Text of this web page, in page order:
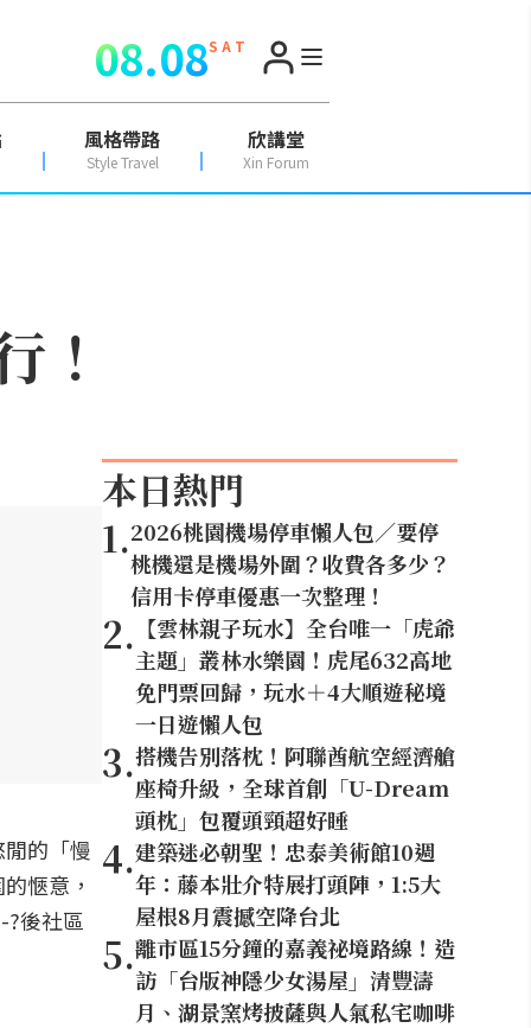
08.08S A T
風格帶路
Style Travel
欣講堂
Xin Forum
！
的「慢
愜意，
?後社區
本日熱門
1.2026桃園機場停車懶人包／要停
桃機還是機場外圍？收費各多少？
信用卡停車優惠一次整理！
2. 【雲林親子玩水】全台唯一「虎爺
主題」叢林水樂園！虎尾632高地
免門票回歸，玩水＋4大順遊秘境
一日遊懶人包
3.搭機告別落枕！阿聯酋航空經濟艙
座椅升級，全球首創「U-Dream
頭枕」包覆頭頸超好睡
4.建築迷必朝聖！忠泰美術館10週
年：藤本壯介特展打頭陣，1:5大
屋根8月震撼空降台北
5.離市區15分鐘的嘉義祕境路線！造
訪「台版神隱少女湯屋」清豐濤
月、湖景窯烤披薩與人氣私宅咖啡